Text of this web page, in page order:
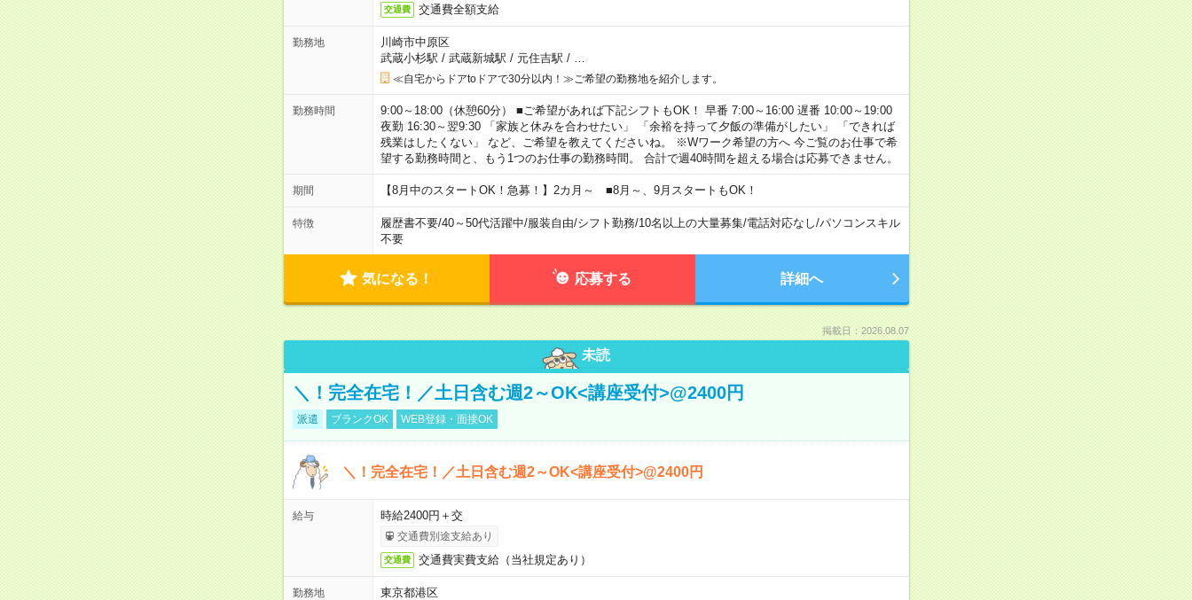
交通費 交通費全額支給
勤務地
川崎市中原区
武蔵小杉駅 / 武蔵新城駅 / 元住吉駅 /
≪自宅からドアtoドアで30分以内！≫ご希望の勤務地を紹介します。
勤務時間
9:00～18:00（休憩60分） ■ご希望があれば下記シフトもOK！ 早番 7:00～16:00 遅番 10:00～19:00
夜勤 16:30～翌9:30 「家族と休みを合わせたい」 「余裕を持って夕飯の準備がしたい」 「できれば
残業はしたくない」 など、ご希望を教えてくださいね。 ※Wワーク希望の方へ 今ご覧のお仕事で希
望する勤務時間と、もう1つのお仕事の勤務時間。 合計で週40時間を超える場合は応募できません。
期間 【8月中のスタートOK！急募！】2カ月～ ■8月～、9月スタートもOK！
特徴 履歴書不要/40～50代活躍中/服装自由/シフト勤務/10名以上の大量募集/電話対応なし/パソコンスキル
不要
気になる！ 応募する 詳細へ
掲載日：2026.08.07
未読
＼！完全在宅！／土日含む週2～OK<講座受付>@2400円
派遣 ブランクOK WEB登録・面接OK
＼！完全在宅！／土日含む週2～OK<講座受付>@2400円
給与 時給2400円＋交
交通費別途支給あり
交通費 交通費実費支給（当社規定あり）
勤務地
東京都港区